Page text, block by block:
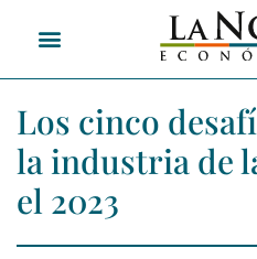
Los cinco
la industria de
el 2023